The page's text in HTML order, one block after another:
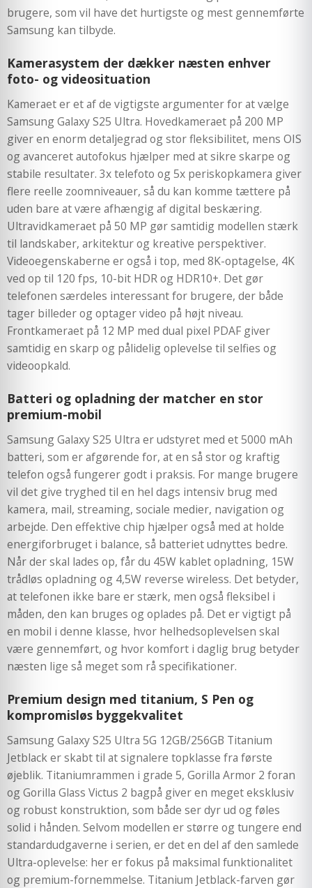
brugere, som vil have det hurtigste og mest gennemførte
Samsung kan tilbyde.
Kamerasystem der dækker næsten enhver
foto- og videosituation
Kameraet er et af de vigtigste argumenter for at vælge
Samsung Galaxy S25 Ultra. Hovedkameraet på 200 MP
giver en enorm detaljegrad og stor fleksibilitet, mens OIS
og avanceret autofokus hjælper med at sikre skarpe og
stabile resultater. 3x telefoto og 5x periskopkamera giver
flere reelle zoomniveauer, så du kan komme tættere på
uden bare at være afhængig af digital beskæring.
Ultravidkameraet på 50 MP gør samtidig modellen stærk
til landskaber, arkitektur og kreative perspektiver.
Videoegenskaberne er også i top, med 8K-optagelse, 4K
ved op til 120 fps, 10-bit HDR og HDR10+. Det gør
telefonen særdeles interessant for brugere, der både
tager billeder og optager video på højt niveau.
Frontkameraet på 12 MP med dual pixel PDAF giver
samtidig en skarp og pålidelig oplevelse til selfies og
videoopkald.
Batteri og opladning der matcher en stor
premium-mobil
Samsung Galaxy S25 Ultra er udstyret med et 5000 mAh
batteri, som er afgørende for, at en så stor og kraftig
telefon også fungerer godt i praksis. For mange brugere
vil det give tryghed til en hel dags intensiv brug med
kamera, mail, streaming, sociale medier, navigation og
arbejde. Den effektive chip hjælper også med at holde
energiforbruget i balance, så batteriet udnyttes bedre.
Når der skal lades op, får du 45W kablet opladning, 15W
trådløs opladning og 4,5W reverse wireless. Det betyder,
at telefonen ikke bare er stærk, men også fleksibel i
måden, den kan bruges og oplades på. Det er vigtigt på
en mobil i denne klasse, hvor helhedsoplevelsen skal
være gennemført, og hvor komfort i daglig brug betyder
næsten lige så meget som rå specifikationer.
Premium design med titanium, S Pen og
kompromisløs byggekvalitet
Samsung Galaxy S25 Ultra 5G 12GB/256GB Titanium
Jetblack er skabt til at signalere topklasse fra første
øjeblik. Titaniumrammen i grade 5, Gorilla Armor 2 foran
og Gorilla Glass Victus 2 bagpå giver en meget eksklusiv
og robust konstruktion, som både ser dyr ud og føles
solid i hånden. Selvom modellen er større og tungere end
standardudgaverne i serien, er det en del af den samlede
Ultra-oplevelse: her er fokus på maksimal funktionalitet
og premium-fornemmelse. Titanium Jetblack-farven gør